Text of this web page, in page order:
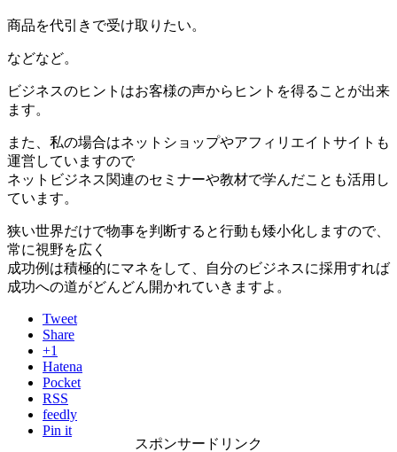
商品を代引きで受け取りたい。
などなど。
ビジネスのヒントはお客様の声からヒントを得ることが出来
ます。
また、私の場合はネットショップやアフィリエイトサイトも
運営していますので
ネットビジネス関連のセミナーや教材で学んだことも活用し
ています。
狭い世界だけで物事を判断すると行動も矮小化しますので、
常に視野を広く
成功例は積極的にマネをして、自分のビジネスに採用すれば
成功への道がどんどん開かれていきますよ。
Tweet
Share
+1
Hatena
Pocket
RSS
feedly
Pin it
スポンサードリンク